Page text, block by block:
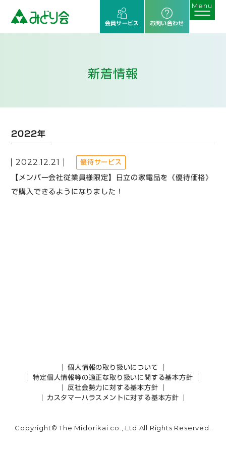
会員サービス お問い合わせ
新着情報
2022年
【メンバー会社従業員様限定】日立の家電品を《優待価格》
で購入できるようになりました！
2022.12.21 優待サービス
個人情報の取り扱いについて
特定個人情報等の適正な取り扱いに関する基本方針
反社会勢力に対する基本方針
カスタマーハラスメントに対する基本方針
Copyright© The Midorikai co., Ltd All Rights Reserved.